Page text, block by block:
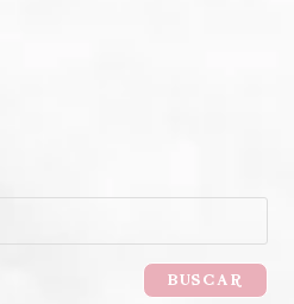
BUSCAR